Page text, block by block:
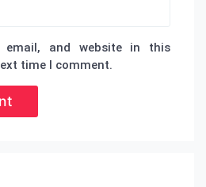
email, and website in this
time I comment.